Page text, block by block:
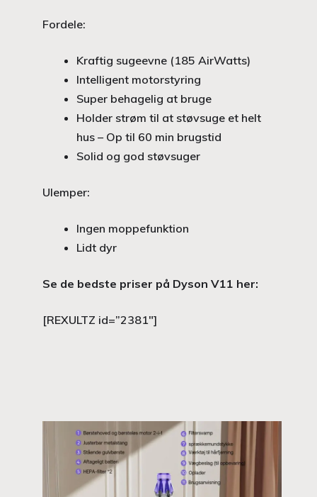
Fordele:
Kraftig sugeevne (185 AirWatts)
Intelligent motorstyring
Super behagelig at bruge
Holder strøm til at støvsuge et helt
hus – Op til 60 min brugstid
Solid og god støvsuger
Ulemper:
Ingen moppefunktion
Lidt dyr
Se de bedste priser på Dyson V11 her:
[REXULTZ id=”2381″]